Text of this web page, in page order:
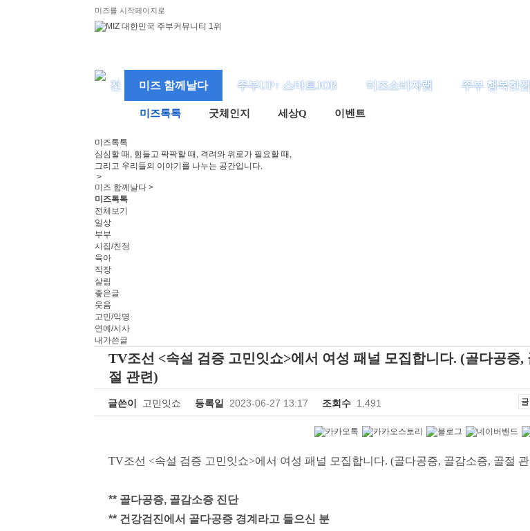
미즈를 시작페이지로
미즈 함께날다 주부UP↑ 스마트JOB 미즈소비자랩 주부 행복한집
미즈톡톡 굿체인지 세상Q 이벤트
미즈톡톡
심심할 때, 힘들고 팍팍할 때, 격려와 위로가 필요할 때,
그리고 우리들의 이야기를 나누는 공간입니다.
>
미즈 함께날다 >
미즈톡톡
전체보기
일상
부부
시집/친정
육아
직장
살림
좋은글
웃음
고민/익명
연예/시사
내가쓴글
TV조선 <속설 검증 고민잇쇼>에서 여성 패널 모집합니다. (골다공증,
절 관련)
글쓴이 고민잇쇼 등록일 2023-06-27 13:17 조회수 1,491
TV조선 <속설 검증 고민잇쇼>에서 여성 패널 모집합니다. (골다공증, 골감소증, 골절 관
** 골다공증, 골감소증 진단
** 건강검진에서 골다공증 경계라고 들으신 분